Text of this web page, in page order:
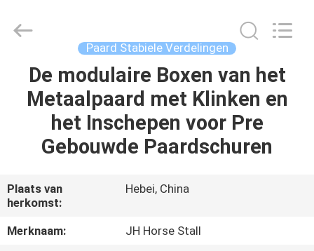
HUIS
PRODUCTEN
ONS
FABRIEKSREIS
metal
products
Paard Stabiele Verdelingen
De modulaire Boxen van het
Metaalpaard met Klinken en
het Inschepen voor Pre
Gebouwde Paardschuren
Plaats van
herkomst:
Hebei, China
Merknaam:
JH Horse Stall